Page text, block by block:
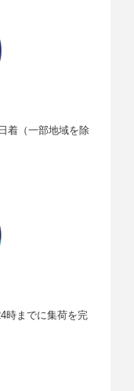
着（一部地域を除
時までに集荷を完